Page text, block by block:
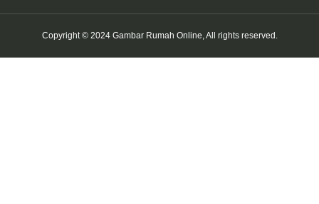
Copyright © 2024 Gambar Rumah Online, All rights reserved.